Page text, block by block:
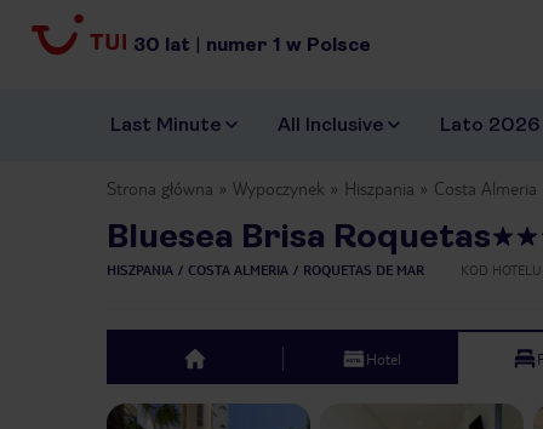
30 lat | numer 1 w Polsce
Last Minute All Inclusive Lato 2026
Strona główna Wypoczynek Hiszpania Costa Almeria
Bluesea Brisa Roquetas
HISZPANIA COSTA ALMERIA ROQUETAS DE MAR KOD HOTELU
top Hotel
Previous slide